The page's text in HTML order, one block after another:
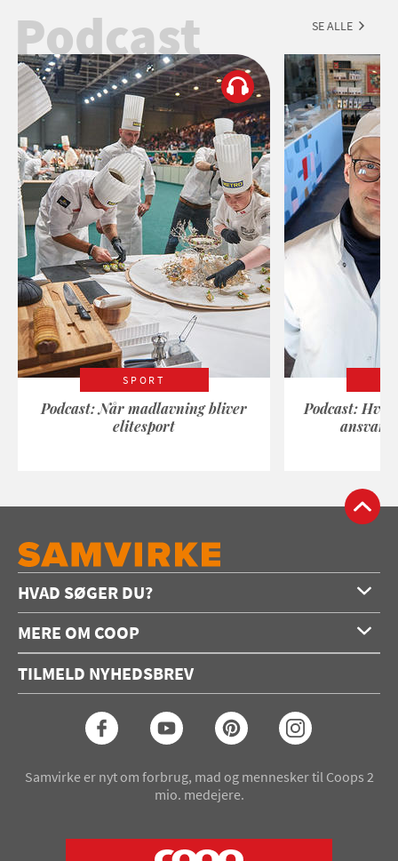
Podcast SE ALLE
SPORT
Podcast: Når madlavning bliver
elitesport
Podcast:
HVAD SØGER DU?
Forside
Opskrifter
Konkurrencer
MERE OM COOP
Annoncering
Coop medlem
TILMELD NYHEDSBREV
Samvirke er nyt om forbrug, mad og mennesker til Coops 2
mio. medejere.